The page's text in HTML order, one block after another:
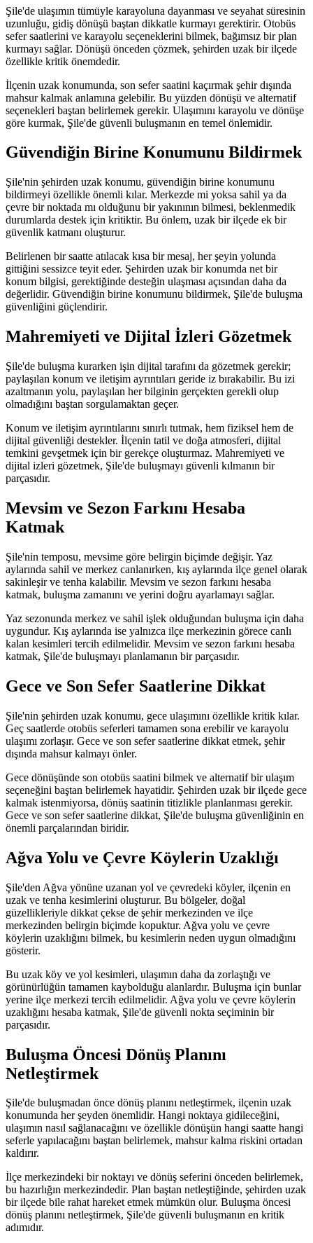
Şile'de ulaşımın tümüyle karayoluna dayanması ve seyahat süresinin
uzunluğu, gidiş dönüşü baştan dikkatle kurmayı gerektirir. Otobüs
sefer saatlerini ve karayolu seçeneklerini bilmek, bağımsız bir plan
kurmayı sağlar. Dönüşü önceden çözmek, şehirden uzak bir ilçede
özellikle kritik önemdedir.
İlçenin uzak konumunda, son sefer saatini kaçırmak şehir dışında
mahsur kalmak anlamına gelebilir. Bu yüzden dönüşü ve alternatif
seçenekleri baştan belirlemek gerekir. Ulaşımını karayolu ve dönüşe
göre kurmak, Şile'de güvenli buluşmanın en temel önlemidir.
Güvendiğin Birine Konumunu Bildirmek
Şile'nin şehirden uzak konumu, güvendiğin birine konumunu
bildirmeyi özellikle önemli kılar. Merkezde mi yoksa sahil ya da
çevre bir noktada mı olduğunu bir yakınının bilmesi, beklenmedik
durumlarda destek için kritiktir. Bu önlem, uzak bir ilçede ek bir
güvenlik katmanı oluşturur.
Belirlenen bir saatte atılacak kısa bir mesaj, her şeyin yolunda
gittiğini sessizce teyit eder. Şehirden uzak bir konumda net bir
konum bilgisi, gerektiğinde desteğin ulaşması açısından daha da
değerlidir. Güvendiğin birine konumunu bildirmek, Şile'de buluşma
güvenliğini güçlendirir.
Mahremiyeti ve Dijital İzleri Gözetmek
Şile'de buluşma kurarken işin dijital tarafını da gözetmek gerekir;
paylaşılan konum ve iletişim ayrıntıları geride iz bırakabilir. Bu izi
azaltmanın yolu, paylaşılan her bilginin gerçekten gerekli olup
olmadığını baştan sorgulamaktan geçer.
Konum ve iletişim ayrıntılarını sınırlı tutmak, hem fiziksel hem de
dijital güvenliği destekler. İlçenin tatil ve doğa atmosferi, dijital
temkini gevşetmek için bir gerekçe oluşturmaz. Mahremiyeti ve
dijital izleri gözetmek, Şile'de buluşmayı güvenli kılmanın bir
parçasıdır.
Mevsim ve Sezon Farkını Hesaba
Katmak
Şile'nin temposu, mevsime göre belirgin biçimde değişir. Yaz
aylarında sahil ve merkez canlanırken, kış aylarında ilçe genel olarak
sakinleşir ve tenha kalabilir. Mevsim ve sezon farkını hesaba
katmak, buluşma zamanını ve yerini doğru ayarlamayı sağlar.
Yaz sezonunda merkez ve sahil işlek olduğundan buluşma için daha
uygundur. Kış aylarında ise yalnızca ilçe merkezinin görece canlı
kalan kesimleri tercih edilmelidir. Mevsim ve sezon farkını hesaba
katmak, Şile'de buluşmayı planlamanın bir parçasıdır.
Gece ve Son Sefer Saatlerine Dikkat
Şile'nin şehirden uzak konumu, gece ulaşımını özellikle kritik kılar.
Geç saatlerde otobüs seferleri tamamen sona erebilir ve karayolu
ulaşımı zorlaşır. Gece ve son sefer saatlerine dikkat etmek, şehir
dışında mahsur kalmayı önler.
Gece dönüşünde son otobüs saatini bilmek ve alternatif bir ulaşım
seçeneğini baştan belirlemek hayatidir. Şehirden uzak bir ilçede gece
kalmak istenmiyorsa, dönüş saatinin titizlikle planlanması gerekir.
Gece ve son sefer saatlerine dikkat, Şile'de buluşma güvenliğinin en
önemli parçalarından biridir.
Ağva Yolu ve Çevre Köylerin Uzaklığı
Şile'den Ağva yönüne uzanan yol ve çevredeki köyler, ilçenin en
uzak ve tenha kesimlerini oluşturur. Bu bölgeler, doğal
güzellikleriyle dikkat çekse de şehir merkezinden ve ilçe
merkezinden belirgin biçimde kopuktur. Ağva yolu ve çevre
köylerin uzaklığını bilmek, bu kesimlerin neden uygun olmadığını
gösterir.
Bu uzak köy ve yol kesimleri, ulaşımın daha da zorlaştığı ve
görünürlüğün tamamen kaybolduğu alanlardır. Buluşma için bunlar
yerine ilçe merkezi tercih edilmelidir. Ağva yolu ve çevre köylerin
uzaklığını hesaba katmak, Şile'de güvenli nokta seçiminin bir
parçasıdır.
Buluşma Öncesi Dönüş Planını
Netleştirmek
Şile'de buluşmadan önce dönüş planını netleştirmek, ilçenin uzak
konumunda her şeyden önemlidir. Hangi noktaya gidileceğini,
ulaşımın nasıl sağlanacağını ve özellikle dönüşün hangi saatte hangi
seferle yapılacağını baştan belirlemek, mahsur kalma riskini ortadan
kaldırır.
İlçe merkezindeki bir noktayı ve dönüş seferini önceden belirlemek,
bu hazırlığın merkezindedir. Plan baştan netleştiğinde, şehirden uzak
bir ilçede bile rahat hareket etmek mümkün olur. Buluşma öncesi
dönüş planını netleştirmek, Şile'de güvenli buluşmanın en kritik
adımıdır.